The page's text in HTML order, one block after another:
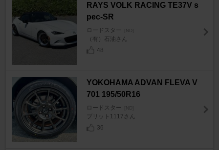
RAYS VOLK RACING TE37V s
pec-SR
ロードスター [ND]
（有）石油さん
48
YOKOHAMA ADVAN FLEVA V
701 195/50R16
ロードスター [ND]
ブリット1117さん
36